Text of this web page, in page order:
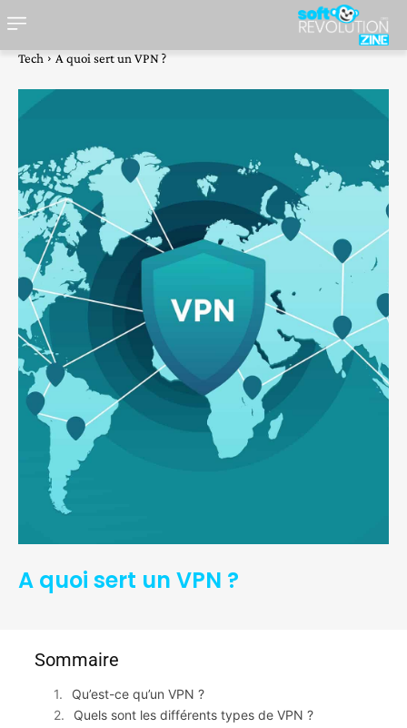
Tech A quoi sert un VPN ?
A quoi sert un VPN ?
Sommaire
Qu’est-ce qu’un VPN ?
Quels sont les différents types de VPN ?